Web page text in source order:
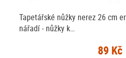
Tapetářské nůžky nerez 26 cm
nářadí - nůžky k…
89 Kč